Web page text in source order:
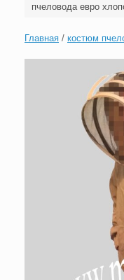
пчеловода евро
Главная / костюм